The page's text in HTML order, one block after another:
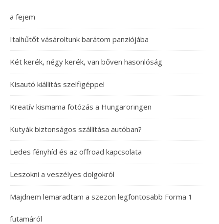
a fejem
Italhűtőt vásároltunk barátom panziójába
Két kerék, négy kerék, van bőven hasonlóság
Kisautó kiállítás szelfigéppel
Kreatív kismama fotózás a Hungaroringen
Kutyák biztonságos szállítása autóban?
Ledes fényhíd és az offroad kapcsolata
Leszokni a veszélyes dolgokról
Majdnem lemaradtam a szezon legfontosabb Forma 1
futamáról